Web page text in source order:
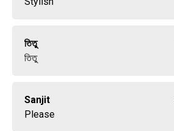
তিতু
তিতু
Sanjit
Please